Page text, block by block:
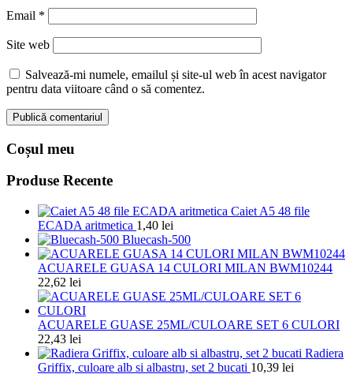
Email *
Site web
Salvează-mi numele, emailul și site-ul web în acest navigator
pentru data viitoare când o să comentez.
Coșul meu
Produse Recente
Caiet A5 48 file
ECADA aritmetica 1,40 lei
Bluecash-500
ACUARELE GUASA 14 CULORI MILAN BWM10244
22,62 lei
ACUARELE GUASE 25ML/CULOARE SET 6 CULORI
22,43 lei
Radiera
Griffix, culoare alb si albastru, set 2 bucati 10,39 lei